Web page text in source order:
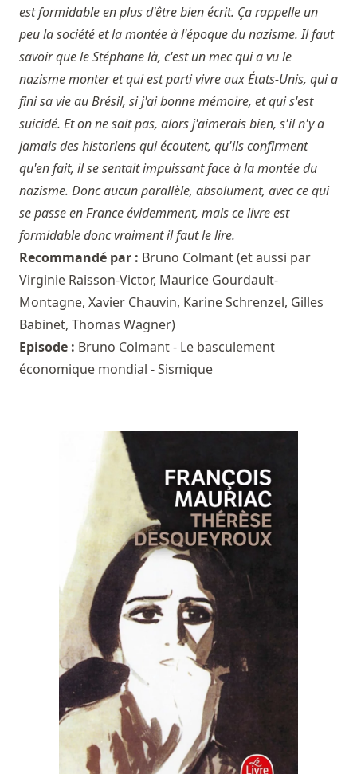
est formidable en plus d'être bien écrit. Ça rappelle un
peu la société et la montée à l'époque du nazisme. Il faut
savoir que le Stéphane là, c'est un mec qui a vu le
nazisme monter et qui est parti vivre aux États-Unis, qui a
fini sa vie au Brésil, si j'ai bonne mémoire, et qui s'est
suicidé. Et on ne sait pas, alors j'aimerais bien, s'il n'y a
jamais des historiens qui écoutent, qu'ils confirment
qu'en fait, il se sentait impuissant face à la montée du
nazisme. Donc aucun parallèle, absolument, avec ce qui
se passe en France évidemment, mais ce livre est
formidable donc vraiment il faut le lire.
Recommandé par : Bruno Colmant(et aussi par
Virginie Raisson-Victor, Maurice Gourdault-
Montagne, Xavier Chauvin, Karine Schrenzel, Gilles
Babinet, Thomas Wagner)
Episode : Bruno Colmant - Le basculement
économique mondial - Sismique